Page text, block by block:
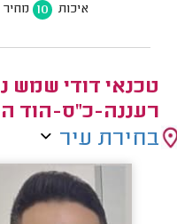
איכות 10 מחיר
טכנאי דודי שמש
רעננה-כ"ס-הוד
בחירת עיר